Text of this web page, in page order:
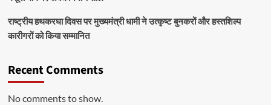
राष्ट्रीय हथकरघा दिवस पर मुख्यमंत्री धामी ने उत्कृष्ट बुनकरों और हस्तशिल्प
कारीगरों को किया सम्मानित
Recent Comments
No comments to show.